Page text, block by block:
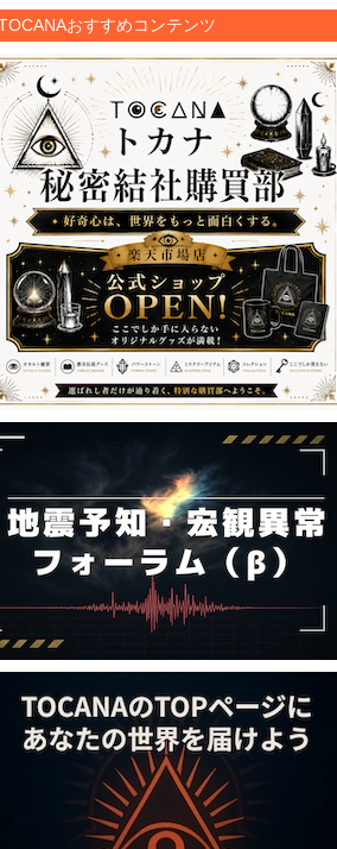
おすすめコンテンツ